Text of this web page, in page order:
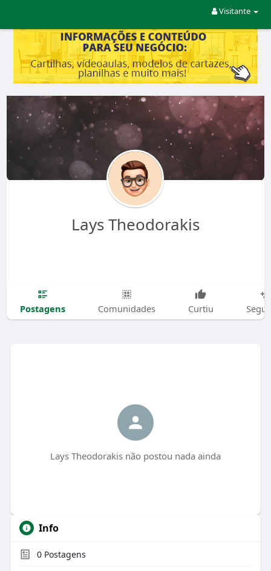
Visitante
Lays Theodorakis
Postagens Comunidades Curtiu
Lays Theodorakis não postou nada ainda
Info
0Postagens